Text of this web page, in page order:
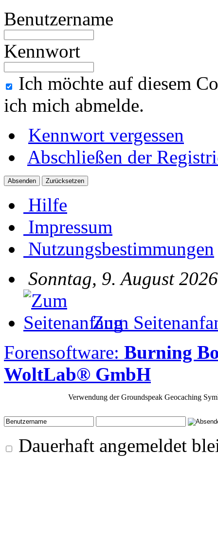
Benutzername
Kennwort
Ich möchte auf diesem
ich mich abmelde.
Kennwort vergessen
Abschließen der
Hilfe
Impressum
Nutzungsbestimmungen
Sonntag, 9. August
Zum
Forensoftware: Burning
WoltLab® GmbH
Verwendung der Groundspeak Geocaching
Dauerhaft angemeldet